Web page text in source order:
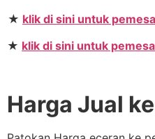
★ klik di sini untuk
★ klik di sini untuk
Harga Jual